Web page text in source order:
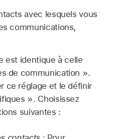
avec lesquels vous
communications,
est identique à celle
de communication ».
ce réglage et le définir
». Choisissez
suivantes :